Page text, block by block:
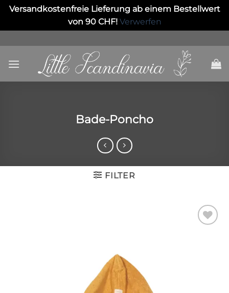
Versandkostenfreie Lieferung ab einem Bestellwert
von 90 CHF! Verwerfen
to
content
Bade-Poncho
FILTER